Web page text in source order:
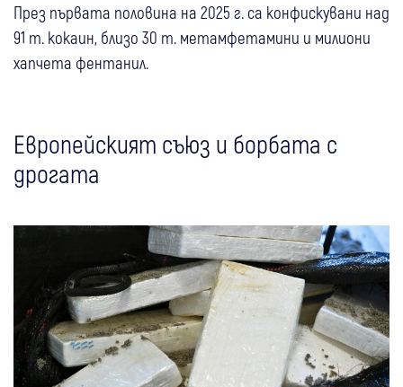
През първата половина на 2025 г. са конфискувани над
91 т. кокаин, близо 30 т. метамфетамини и милиони
хапчета фентанил.
Европейският съюз и борбата с
дрогата